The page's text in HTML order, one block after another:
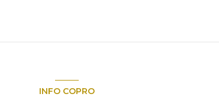
INFO COPRO